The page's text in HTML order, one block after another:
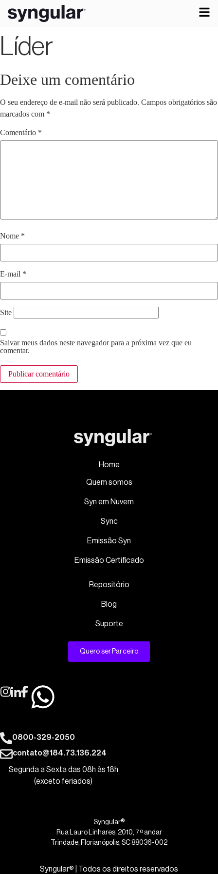
Líder
Deixe um comentário
O seu endereço de e-mail não será publicado. Campos obrigatórios são
marcados com *
Comentário *
Nome *
E-mail *
Site
Salvar meus dados neste navegador para a próxima vez que eu
comentar.
Home
Quem somos
Syn em Nuvem
Sync
Emissão Syn
Emissão Certificado
Repositório
Blog
Suporte
Quero ser Parceiro
0800-329-2050
contato@184.73.136.224
Segunda a Sexta das 08h às 18h
(exceto feriados)
Syngular®
Rua Lauro Linhares, 2010, 7º andar
Trindade, Florianópolis, SC 88036-002
Syngular® | Todos os direitos reservados